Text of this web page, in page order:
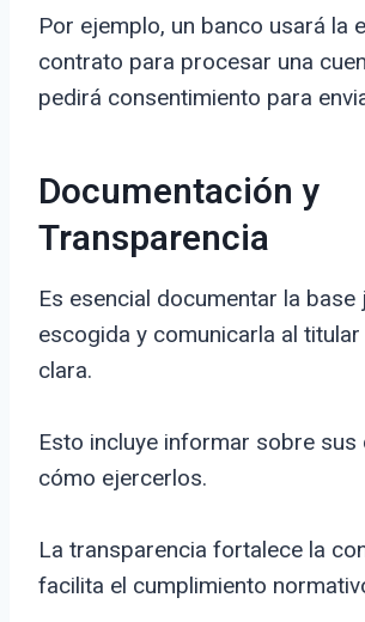
Por ejemplo, un banco usará la
contrato para procesar una
pedirá consentimiento para
Documentación y
Transparencia
Es esencial documentar la base
escogida y comunicarla al
clara.
Esto incluye informar sobre sus
cómo ejercerlos.
La transparencia fortalece la
facilita el cumplimiento